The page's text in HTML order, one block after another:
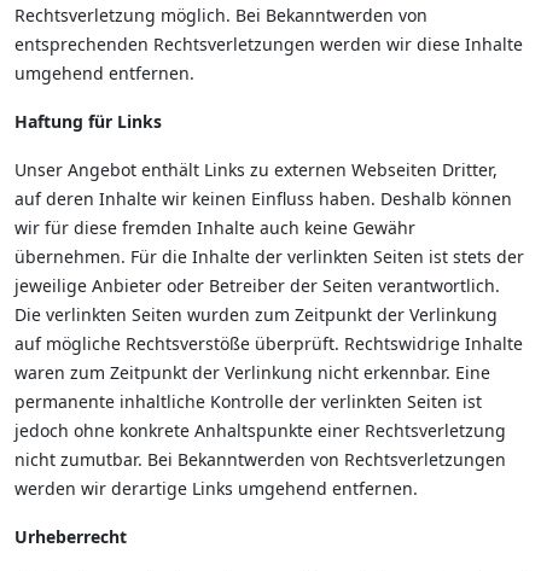
Rechtsverletzung möglich. Bei Bekanntwerden von
entsprechenden Rechtsverletzungen werden wir diese Inhalte
umgehend entfernen.
Haftung für Links
Unser Angebot enthält Links zu externen Webseiten Dritter,
auf deren Inhalte wir keinen Einfluss haben. Deshalb können
wir für diese fremden Inhalte auch keine Gewähr
übernehmen. Für die Inhalte der verlinkten Seiten ist stets der
jeweilige Anbieter oder Betreiber der Seiten verantwortlich.
Die verlinkten Seiten wurden zum Zeitpunkt der Verlinkung
auf mögliche Rechtsverstöße überprüft. Rechtswidrige Inhalte
waren zum Zeitpunkt der Verlinkung nicht erkennbar. Eine
permanente inhaltliche Kontrolle der verlinkten Seiten ist
jedoch ohne konkrete Anhaltspunkte einer Rechtsverletzung
nicht zumutbar. Bei Bekanntwerden von Rechtsverletzungen
werden wir derartige Links umgehend entfernen.
Urheberrecht